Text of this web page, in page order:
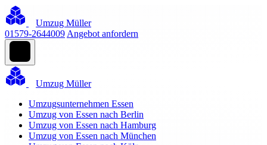
Umzug Müller
01579-2644009 Angebot anfordern
Umzug Müller
Umzugsunternehmen Essen
Umzug von Essen nach Berlin
Umzug von Essen nach Hamburg
Umzug von Essen nach München